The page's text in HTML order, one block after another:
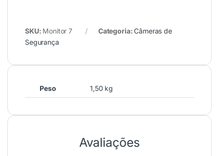
SKU: Monitor 7 Categoria:Câmeras de
Segurança
Peso 1,50 kg
Avaliações